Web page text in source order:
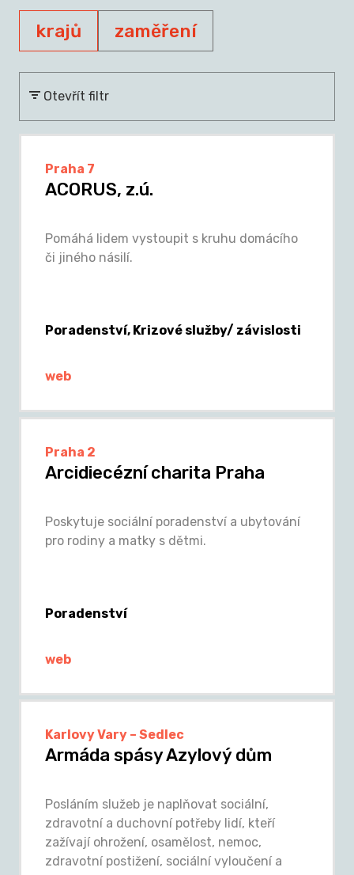
krajů zaměření
Otevřít filtr
Praha 7
ACORUS, z.ú.
Pomáhá lidem vystoupit s kruhu domácího
či jiného násilí.
Poradenství, Krizové služby/ závislosti
web
Praha 2
Arcidiecézní charita Praha
Poskytuje sociální poradenství a ubytování
pro rodiny a matky s dětmi.
Poradenství
web
Karlovy Vary – Sedlec
Armáda spásy Azylový dům
Posláním služeb je naplňovat sociální,
zdravotní a duchovní potřeby lidí, kteří
zažívají ohrožení, osamělost, nemoc,
zdravotní postižení, sociální vyloučení a